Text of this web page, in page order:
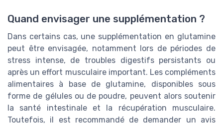
Quand envisager une supplémentation ?
Dans certains cas, une supplémentation en glutamine
peut être envisagée, notamment lors de périodes de
stress intense, de troubles digestifs persistants ou
après un effort musculaire important. Les compléments
alimentaires à base de glutamine, disponibles sous
forme de gélules ou de poudre, peuvent alors soutenir
la santé intestinale et la récupération musculaire.
Toutefois, il est recommandé de demander un avis